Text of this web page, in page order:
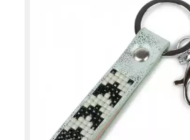
Schlüsselanhänger mit Steinen im
Tetris Look (1-tlg)
lieferbar - in 2-3 Werktagen bei dir